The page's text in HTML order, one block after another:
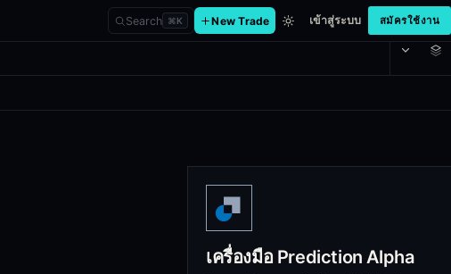
Search ⌘K New Trade เข้าสู่ระบบ สมัครใช้งาน
arbitrage, whale-position overlay, on-demand AI market analysis,
เครื่องมือ Prediction Alpha